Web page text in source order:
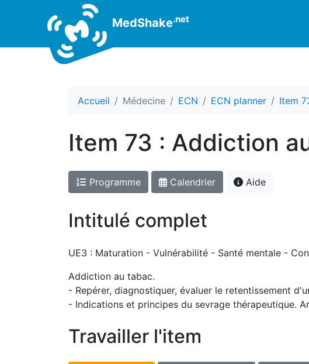
MedShake.net
Accueil Médecine ECN ECN planner Item
Item 73 : Addiction
Programme Calendrier Aide
Intitulé complet
UE3 : Maturation - Vulnérabilité - Santé mentale -
Addiction au tabac.
- Repérer, diagnostiquer, évaluer le retentissement
- Indications et principes du sevrage thérapeutique.
Travailler l'item